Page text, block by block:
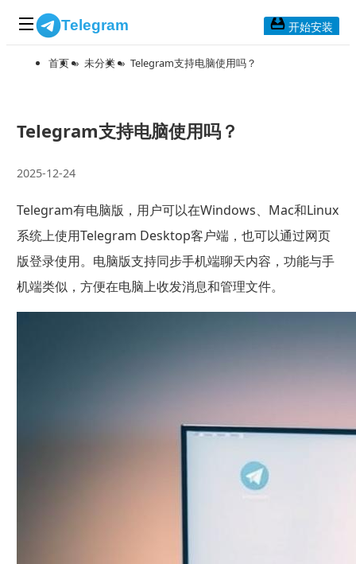
Telegram
应用下载
Telegram Mac版
Telegram安卓版
Telegram Web版
开始安装
首页 » 未分类 » Telegram支持电脑使用吗？
Telegram支持电脑使用吗？
2025-12-24
Telegram有电脑版，用户可以在Windows、Mac和Linux
系统上使用Telegram Desktop客户端，也可以通过网页
版登录使用。电脑版支持同步手机端聊天内容，功能与手
机端类似，方便在电脑上收发消息和管理文件。